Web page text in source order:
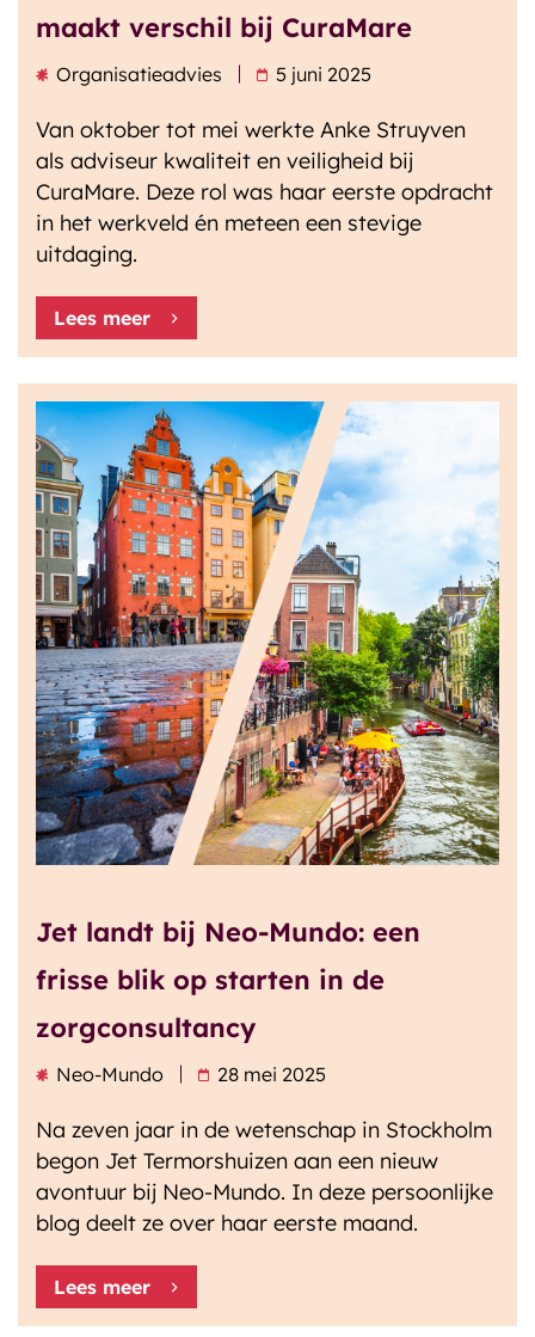
maakt verschil bij CuraMare
Organisatieadvies 5 juni 2025
Van oktober tot mei werkte Anke Struyven
als adviseur kwaliteit en veiligheid bij
CuraMare. Deze rol was haar eerste opdracht
in het werkveld én meteen een stevige
uitdaging.
Lees meer
Jet landt bij Neo-Mundo: een
frisse blik op starten in de
zorgconsultancy
Neo-Mundo 28 mei 2025
Na zeven jaar in de wetenschap in Stockholm
begon Jet Termorshuizen aan een nieuw
avontuur bij Neo-Mundo. In deze persoonlijke
blog deelt ze over haar eerste maand.
Lees meer